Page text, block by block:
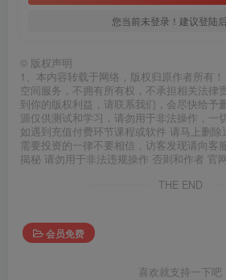
您当前未登录！建议登陆
© 版权声明
1、本内容转载于网络，版权归原作者所有
空间服务，不拥有所有权，不承担相关法律
到你的版权利益，请联系我们，会尽快给予
源仅供测试和学习，请勿用于非法操作，一
如遇到充值付费环节课程或软件 请马上删
需要投资的一律不要相信，访客发现请向客
揭秘 请勿用于非法违规操作 否则和作者 官
THE END
会员免费
喜欢就支持一下吧